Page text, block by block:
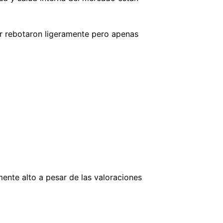
rebotaron ligeramente pero apenas
alto a pesar de las valoraciones